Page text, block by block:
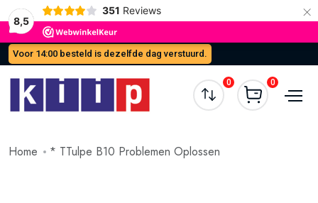
8,5
351 Reviews ×
Voor 14:00 besteld is dezelfde dag verstuurd.
0 0
Home * TTulpe B10 Problemen Oplossen